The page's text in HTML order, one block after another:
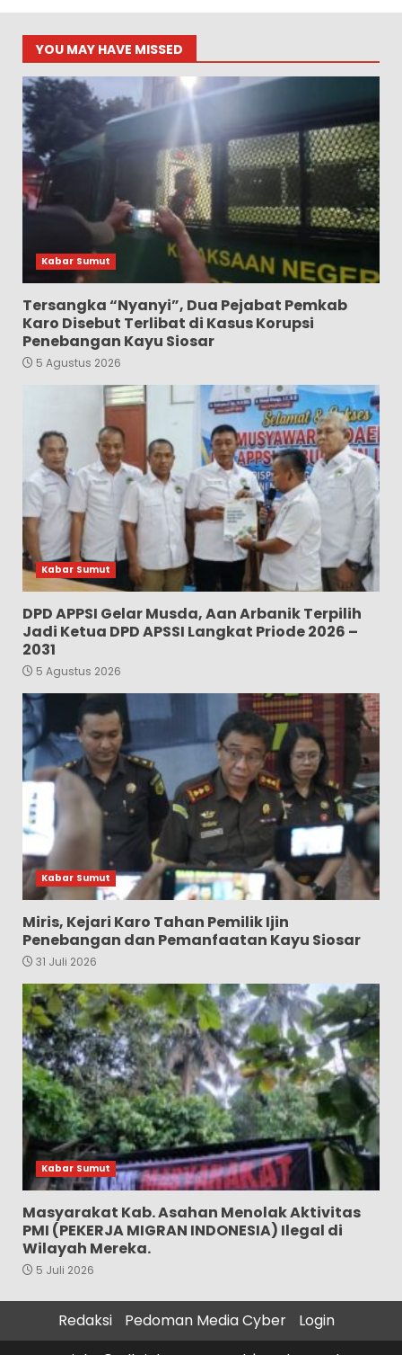
YOU MAY HAVE MISSED
Kabar Sumut
Tersangka “Nyanyi”, Dua Pejabat Pemkab
Karo Disebut Terlibat di Kasus Korupsi
Penebangan Kayu Siosar
5 Agustus 2026
Kabar Sumut
DPD APPSI Gelar Musda, Aan Arbanik Terpilih
Jadi Ketua DPD APSSI Langkat Priode 2026 –
2031
5 Agustus 2026
Kabar Sumut
Miris, Kejari Karo Tahan Pemilik Ijin
Penebangan dan Pemanfaatan Kayu Siosar
31 Juli 2026
Kabar Sumut
Masyarakat Kab. Asahan Menolak Aktivitas
PMI (PEKERJA MIGRAN INDONESIA) Ilegal di
Wilayah Mereka.
5 Juli 2026
Redaksi Pedoman Media Cyber
Login